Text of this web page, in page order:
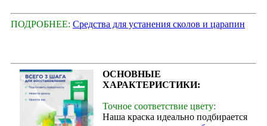
ПОДРОБНЕЕ: Средства для устанения сколов и царапин
ОСНОВНЫЕ
ХАРАКТЕРИСТИКИ:
Точное соответствие цвету:
Наша краска идеально подбирается